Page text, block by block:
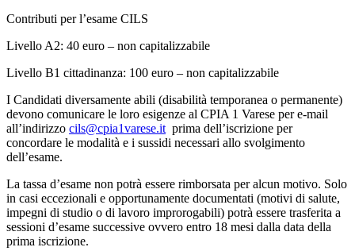
Contributi per l’esame CILS
Livello A2: 40 euro – non capitalizzabile
Livello B1 cittadinanza: 100 euro – non capitalizzabile
I Candidati diversamente abili (disabilità temporanea o permanente)
devono comunicare le loro esigenze al CPIA 1 Varese per e-mail
all’indirizzo cils@cpia1varese.it prima dell’iscrizione per
concordare le modalità e i sussidi necessari allo svolgimento
dell’esame.
La tassa d’esame non potrà essere rimborsata per alcun motivo. Solo
in casi eccezionali e opportunamente documentati (motivi di salute,
impegni di studio o di lavoro improrogabili) potrà essere trasferita a
sessioni d’esame successive ovvero entro 18 mesi dalla data della
prima iscrizione.